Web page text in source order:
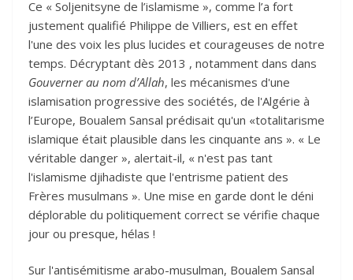
Ce « Soljenitsyne de l’islamisme », comme l’a fort
justement qualifié Philippe de Villiers, est en effet
l'une des voix les plus lucides et courageuses de notre
temps. Décryptant dès 2013 , notamment dans dans
Gouverner au nom d’Allah, les mécanismes d'une
islamisation progressive des sociétés, de l'Algérie à
l’Europe, Boualem Sansal prédisait qu'un «totalitarisme
islamique était plausible dans les cinquante ans ». « Le
véritable danger », alertait-il, « n'est pas tant
l'islamisme djihadiste que l'entrisme patient des
Frères musulmans ». Une mise en garde dont le déni
déplorable du politiquement correct se vérifie chaque
jour ou presque, hélas !
Sur l'antisémitisme arabo-musulman, Boualem Sansal